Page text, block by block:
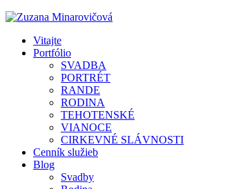
Vitajte
Portfólio
SVADBA
PORTRÉT
RANDE
RODINA
TEHOTENSKÉ
VIANOCE
CIRKEVNÉ SLÁVNOSTI
Cenník služieb
Blog
Svadby